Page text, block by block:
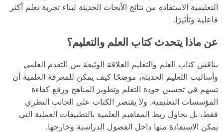
التعليمية الاستفادة من نتائج الأبحاث الحديثة لبناء تجربة تعلم أكثر
فاعلية وتأثيرًا.
عن ماذا يتحدث كتاب العلم والتعليم؟
يناقش كتاب العلم والتعليم العلاقة الوثيقة بين التقدم العلمي
وأساليب التعليم الحديثة، موضحًا كيف يمكن للمعرفة العلمية أن
تسهم في تحسين جودة التعلم وتطوير المناهج ورفع كفاءة
المؤسسات التعليمية. ولا يقتصر الكتاب على الجانب النظري
فقط، بل يحاول ربط المفاهيم العلمية بالتطبيقات العملية التي
يمكن الاستفادة منها داخل الفصول الدراسية وخارجها.